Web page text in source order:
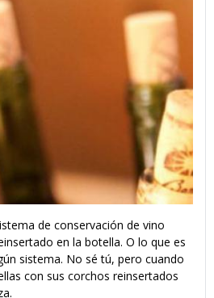
de conservación de vino
en la botella. O lo que es
sistema. No sé tú, pero cuando
con sus corchos reinsertados